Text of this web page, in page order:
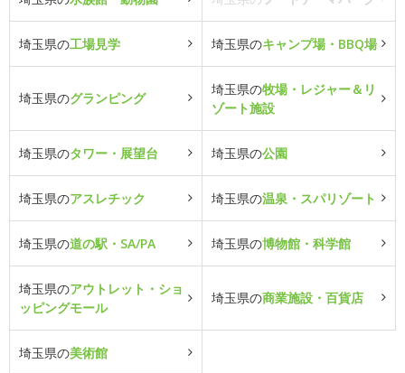
埼玉県の工場見学 埼玉県のキャンプ場・BBQ場
埼玉県のグランピング
埼玉県の牧場・レジャー＆リ
ゾート施設
埼玉県のタワー・展望台 埼玉県の公園
埼玉県のアスレチック 埼玉県の温泉・スパリゾート
埼玉県の道の駅・SA/PA 埼玉県の博物館・科学館
埼玉県のアウトレット・ショ
ッピングモール
埼玉県の商業施設・百貨店
埼玉県の美術館